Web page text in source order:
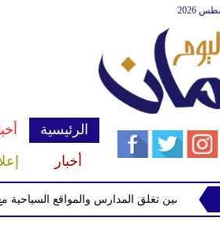
الرئيسية
أخبار
الصين تغلق المدارس والمواقع السياحية مع